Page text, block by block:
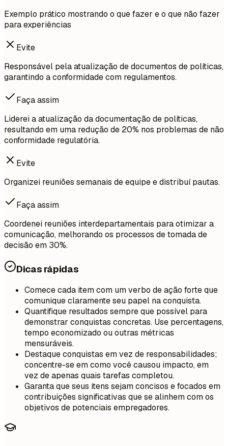
Exemplo prático mostrando o que fazer e o que não fazer
para experiências
Evite
Responsável pela atualização de documentos de políticas,
garantindo a conformidade com regulamentos.
Faça assim
Liderei a atualização da documentação de políticas,
resultando em uma redução de 20% nos problemas de não
conformidade regulatória.
Evite
Organizei reuniões semanais de equipe e distribuí pautas.
Faça assim
Coordenei reuniões interdepartamentais para otimizar a
comunicação, melhorando os processos de tomada de
decisão em 30%.
Dicas rápidas
Comece cada item com um verbo de ação forte que
comunique claramente seu papel na conquista.
Quantifique resultados sempre que possível para
demonstrar conquistas concretas. Use percentagens,
tempo economizado ou outras métricas
mensuráveis.
Destaque conquistas em vez de responsabilidades;
concentre-se em como você causou impacto, em
vez de apenas quais tarefas completou.
Garanta que seus itens sejam concisos e focados em
contribuições significativas que se alinhem com os
objetivos de potenciais empregadores.